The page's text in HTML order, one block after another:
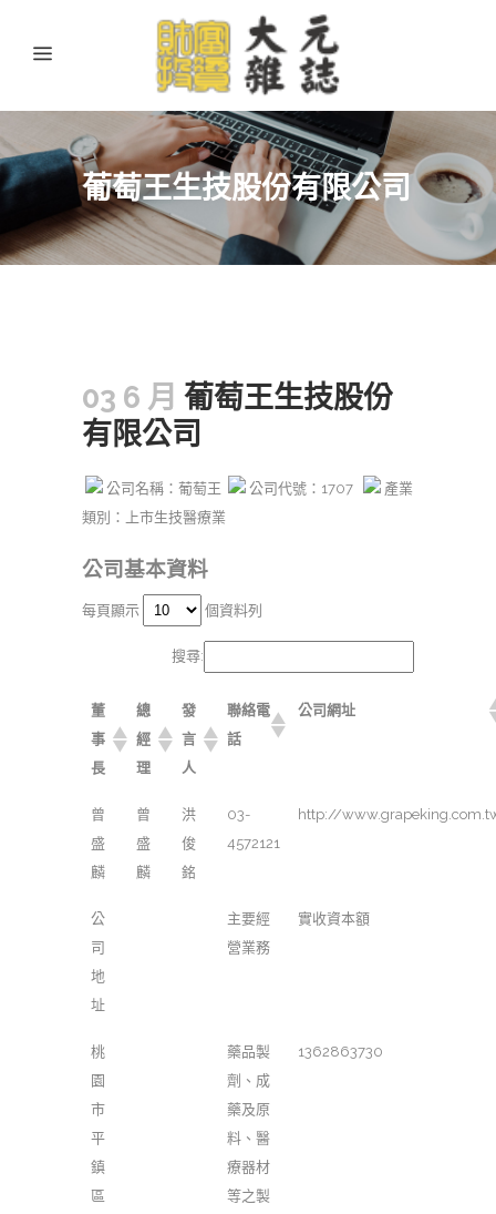
葡萄王生技股份有限公司
03 6 月 葡萄王生技股份
有限公司
公司名稱：葡萄王 公司代號：1707
產業
類別：上市生技醫療業
公司基本資料
每頁顯示 個資料列
搜尋:
董
事
長
總
經
理
發
言
人
聯絡電
話
公司網址
曾
盛
麟
曾
盛
麟
洪
俊
銘
03-
4572121
http://
公
司
地
址
主要經
營業務
實收資本額
桃
園
市
平
鎮
區
藥品製
劑、成
藥及原
料、醫
療器材
等之製
1362863730